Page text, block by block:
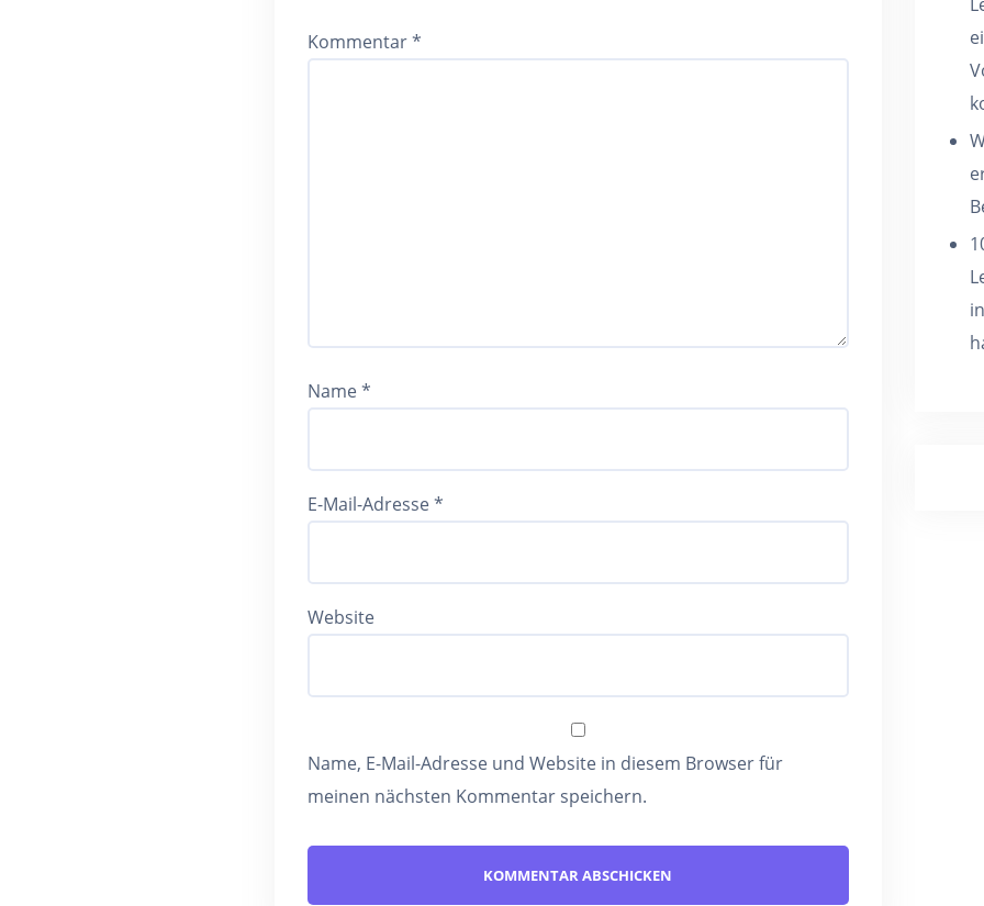
Kommentar*
Name*
E-Mail-Adresse*
Website
Name, E-Mail-Adresse und Website in diesem Browser für
meinen nächsten Kommentar speichern.